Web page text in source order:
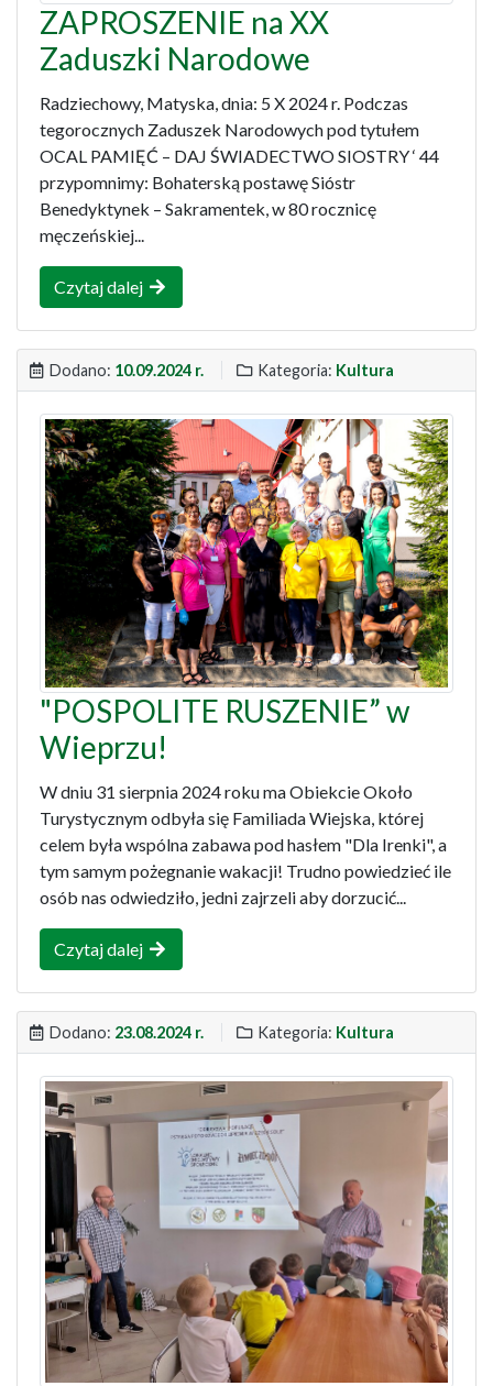
ZAPROSZENIE na XX
Zaduszki Narodowe
Radziechowy, Matyska, dnia: 5 X 2024 r. Podczas
tegorocznych Zaduszek Narodowych pod tytułem
OCAL PAMIĘĆ – DAJ ŚWIADECTWO SIOSTRY ‘ 44
przypomnimy: Bohaterską postawę Sióstr
Benedyktynek – Sakramentek, w 80 rocznicę
męczeńskiej...
Czytaj dalej
Dodano: 10.09.2024 r. Kategoria: Kultura
"POSPOLITE RUSZENIE” w
Wieprzu!
W dniu 31 sierpnia 2024 roku ma Obiekcie Około
Turystycznym odbyła się Familiada Wiejska, której
celem była wspólna zabawa pod hasłem "Dla Irenki", a
tym samym pożegnanie wakacji! Trudno powiedzieć ile
osób nas odwiedziło, jedni zajrzeli aby dorzucić...
Czytaj dalej
Dodano: 23.08.2024 r. Kategoria: Kultura